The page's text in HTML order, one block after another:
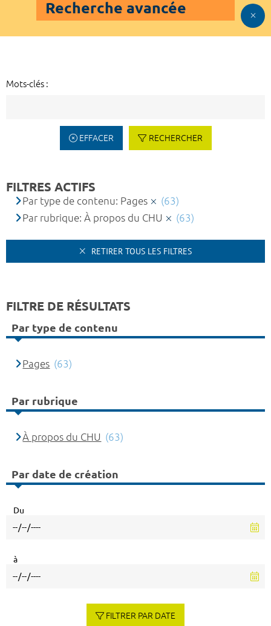
Recherche avancée
Mots-clés :
EFFACER RECHERCHER
FILTRES ACTIFS
Par type de contenu: Pages
(63)
Par rubrique: À propos du CHU
(63)
RETIRER TOUS LES FILTRES
FILTRE DE RÉSULTATS
Par type de contenu
Pages (63)
Par rubrique
À propos du CHU (63)
Par date de création
Du
à
FILTRER PAR DATE